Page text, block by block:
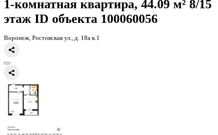
Главная КаталогВсе ЖКЖК 8 Элемент
1-комнатная квартира, 44.09
этаж
Воронеж, Ростовская ул., д. 18а к.1